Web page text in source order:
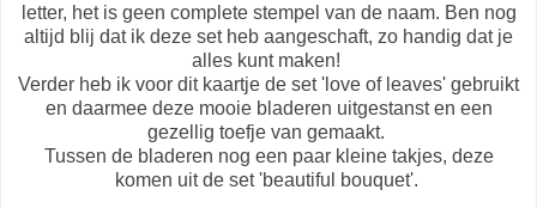
letter, het is geen complete stempel van de naam. Ben nog
altijd blij dat ik deze set heb aangeschaft, zo handig dat je
alles kunt maken!
Verder heb ik voor dit kaartje de set 'love of leaves' gebruikt
en daarmee deze mooie bladeren uitgestanst en een
gezellig toefje van gemaakt.
Tussen de bladeren nog een paar kleine takjes, deze
komen uit de set 'beautiful bouquet'.